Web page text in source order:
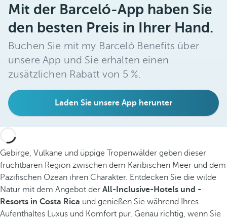
Mit der Barceló-App haben Sie
den besten Preis in Ihrer Hand.
Buchen Sie mit my Barceló Benefits über
unsere App und Sie erhalten einen
zusätzlichen Rabatt von 5 %.
Laden Sie unsere App herunter
Gebirge, Vulkane und üppige Tropenwälder geben dieser
fruchtbaren Region zwischen dem Karibischen Meer und dem
Pazifischen Ozean ihren Charakter. Entdecken Sie die wilde
Natur mit dem Angebot der All-Inclusive-Hotels und -
Resorts in Costa Rica und genießen Sie während Ihres
Aufenthaltes Luxus und Komfort pur. Genau richtig, wenn Sie